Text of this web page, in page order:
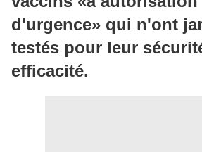
d'urgence» qui n'ont
testés pour leur
efficacité.